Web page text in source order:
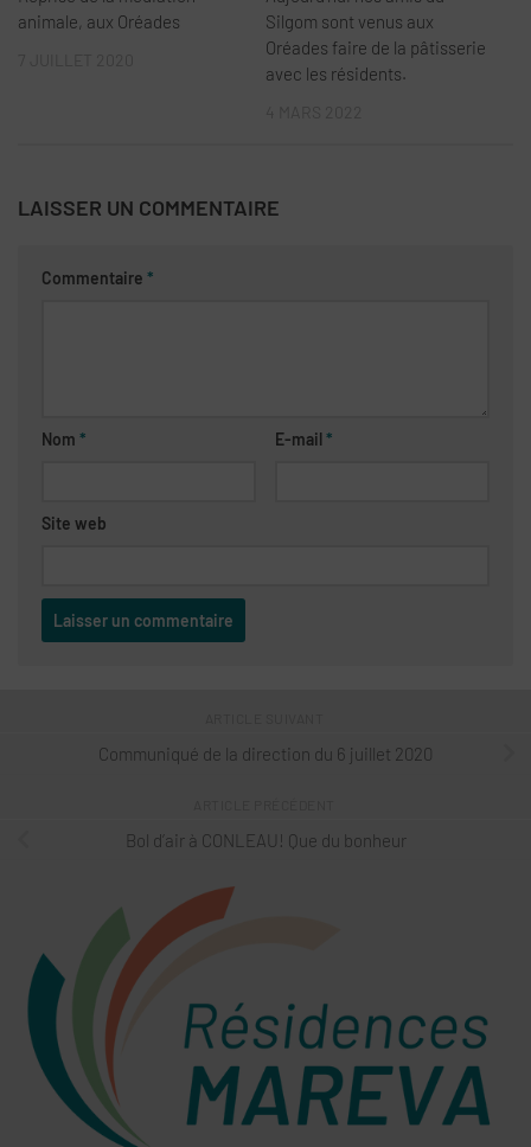
animale, aux Oréades
Silgom sont venus aux
Oréades faire de la pâtisserie
avec les résidents.
LAISSER UN COMMENTAIRE
Commentaire *
Nom * E-mail*
Site web
Communiqué de la direction du 6 juillet 2020
Bol d’air à CONLEAU! Que du bonheur